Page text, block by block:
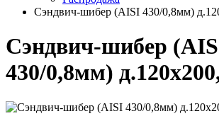
Сэндвич-шибер (AISI 430/0,8мм)
Сэндвич-шибер
430/0,8мм)